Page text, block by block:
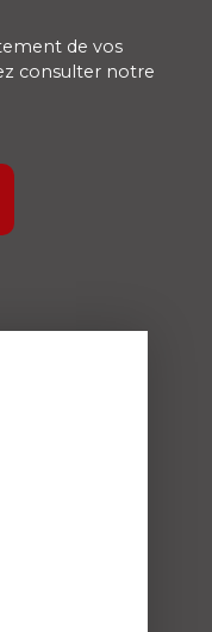
de vos
consulter notre